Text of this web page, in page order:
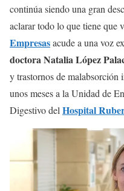
continúa siendo una gran
aclarar todo lo que tiene que
Empresasacude a una voz
doctora Natalia López
y trastornos de malabsorción
unos meses a la Unidad de
Digestivo delHospital